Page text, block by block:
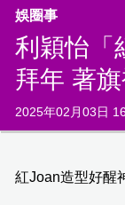
娛圈事
利穎怡「
拜年 著
2025年02月03日
紅Joan造型好醒